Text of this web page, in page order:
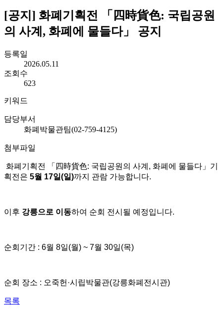
[공지] 화폐기획전 「四時貨色: 국립공원
의 사계, 화폐에 물들다」 공지
등록일
2026.05.11
조회수
623
키워드
담당부서
화폐박물관팀(02-759-4125)
첨부파일
화폐기획전 「四時貨色: 국립공원의 사계, 화폐에 물들다」기
획전은 5월 17일(일)까지 관람 가능합니다.
이후 강릉으로 이동하여 순회 전시될 예정입니다.
순회기간 : 6월 8일(월) ~ 7월 30일(목)
순회 장소 : 오죽헌·시립박물관(강릉화폐전시관)
목록